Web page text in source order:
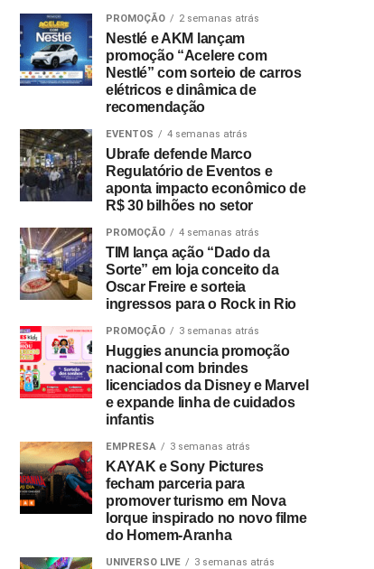
PROMOÇÃO 2 semanas atrás
Nestlé e AKM lançam
promoção “Acelere com
Nestlé” com sorteio de carros
elétricos e dinâmica de
recomendação
EVENTOS 4 semanas atrás
Ubrafe defende Marco
Regulatório de Eventos e
aponta impacto econômico de
R$ 30 bilhões no setor
PROMOÇÃO 4 semanas atrás
TIM lança ação “Dado da
Sorte” em loja conceito da
Oscar Freire e sorteia
ingressos para o Rock in Rio
PROMOÇÃO 3 semanas atrás
Huggies anuncia promoção
nacional com brindes
licenciados da Disney e Marvel
e expande linha de cuidados
infantis
EMPRESA 3 semanas atrás
KAYAK e Sony Pictures
fecham parceria para
promover turismo em Nova
Iorque inspirado no novo filme
do Homem-Aranha
UNIVERSO LIVE 3 semanas atrás